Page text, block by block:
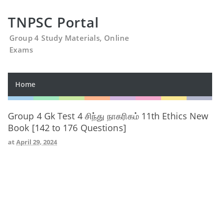
TNPSC Portal
Group 4 Study Materials, Online
Exams
Home
Group 4 Gk Test 4 சிந்து நாகரிகம் 11th Ethics New
Book [142 to 176 Questions]
at April 29, 2024